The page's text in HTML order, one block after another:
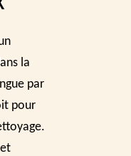
la
par
pour